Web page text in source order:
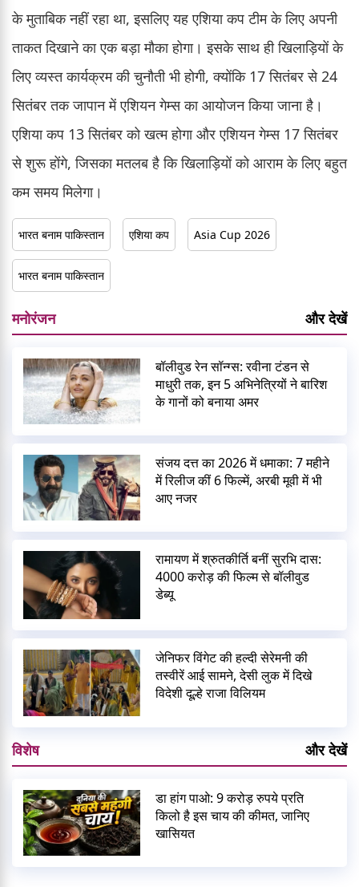
के मुताबिक नहीं रहा था, इसलिए यह एशिया कप टीम के लिए अपनी
ताकत दिखाने का एक बड़ा मौका होगा। इसके साथ ही खिलाड़ियों के
लिए व्यस्त कार्यक्रम की चुनौती भी होगी, क्योंकि 17 सितंबर से 24
सितंबर तक जापान में एशियन गेम्स का आयोजन किया जाना है।
एशिया कप 13 सितंबर को खत्म होगा और एशियन गेम्स 17 सितंबर
से शुरू होंगे, जिसका मतलब है कि खिलाड़ियों को आराम के लिए बहुत
कम समय मिलेगा।
भारत बनाम पाकिस्तान एशिया कप Asia Cup 2026
भारत बनाम पाकिस्तान
मनोरंजन और देखें
बॉलीवुड रेन सॉन्ग्स: रवीना टंडन से
माधुरी तक, इन 5 अभिनेत्रियों ने बारिश
के गानों को बनाया अमर
संजय दत्त का 2026 में धमाका: 7 महीने
में रिलीज कीं 6 फिल्में, अरबी मूवी में भी
आए नजर
रामायण में श्रुतकीर्ति बनीं सुरभि दास:
4000 करोड़ की फिल्म से बॉलीवुड
डेब्यू
जेनिफर विंगेट की हल्दी सेरेमनी की
तस्वीरें आई सामने, देसी लुक में दिखे
विदेशी दूल्हे राजा विलियम
विशेष और देखें
डा हांग पाओ: 9 करोड़ रुपये प्रति
किलो है इस चाय की कीमत, जानिए
खासियत